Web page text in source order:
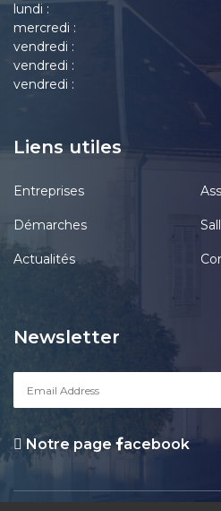
lundi :
mercredi :
vendredi :
vendredi :
vendredi :
Liens utiles
Entreprises
Démarches
Actualités
Newsletter
Notre page acebook